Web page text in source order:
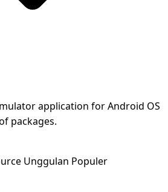
application for Android OS
packages.
Unggulan Populer